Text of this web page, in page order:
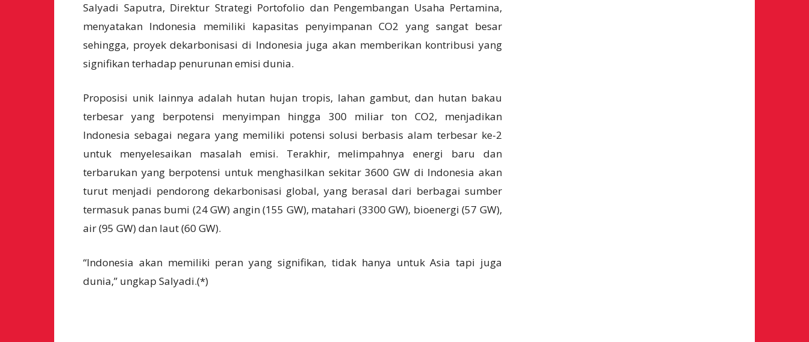
Salyadi Saputra, Direktur Strategi Portofolio dan Pengembangan Usaha Pertamina,
menyatakan Indonesia memiliki kapasitas penyimpanan CO2 yang sangat besar
sehingga, proyek dekarbonisasi di Indonesia juga akan memberikan kontribusi yang
signifikan terhadap penurunan emisi dunia.
Proposisi unik lainnya adalah hutan hujan tropis, lahan gambut, dan hutan bakau
terbesar yang berpotensi menyimpan hingga 300 miliar ton CO2, menjadikan
Indonesia sebagai negara yang memiliki potensi solusi berbasis alam terbesar ke-2
untuk menyelesaikan masalah emisi. Terakhir, melimpahnya energi baru dan
terbarukan yang berpotensi untuk menghasilkan sekitar 3600 GW di Indonesia akan
turut menjadi pendorong dekarbonisasi global, yang berasal dari berbagai sumber
termasuk panas bumi (24 GW) angin (155 GW), matahari (3300 GW), bioenergi (57 GW),
air (95 GW) dan laut (60 GW).
“Indonesia akan memiliki peran yang signifikan, tidak hanya untuk Asia tapi juga
dunia,” ungkap Salyadi.(*)